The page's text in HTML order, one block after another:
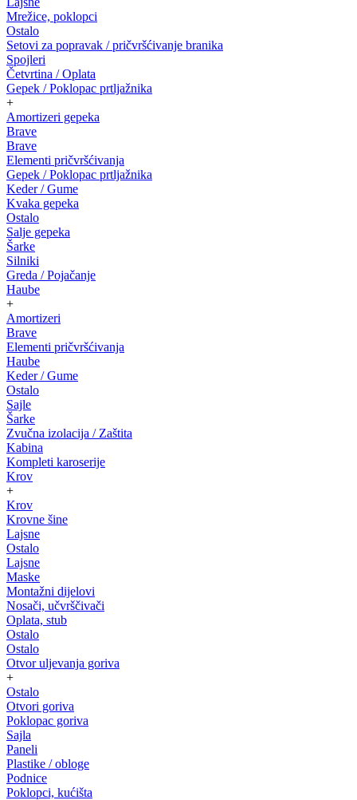
Mrežice, poklopci
Ostalo
Setovi za popravak / pričvršćivanje branika
Spojleri
Četvrtina / Oplata
Gepek / Poklopac prtljažnika
+
Amortizeri gepeka
Brave
Brave
Elementi pričvršćivanja
Gepek / Poklopac prtljažnika
Keder / Gume
Kvaka gepeka
Ostalo
Salje gepeka
Šarke
Silniki
Greda / Pojačanje
Haube
+
Amortizeri
Brave
Elementi pričvršćivanja
Haube
Keder / Gume
Ostalo
Sajle
Šarke
Zvučna izolacija / Zaštita
Kabina
Kompleti karoserije
Krov
+
Krov
Krovne šine
Lajsne
Ostalo
Lajsne
Maske
Montažni dijelovi
Nosači, učvrščivači
Oplata, stub
Ostalo
Ostalo
Otvor uljevanja goriva
+
Ostalo
Otvori goriva
Poklopac goriva
Sajla
Paneli
Plastike / obloge
Podnice
Poklopci, kućišta